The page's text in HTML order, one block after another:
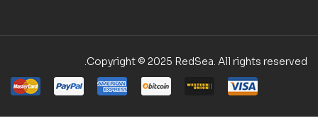
Copyright © 2025 RedSea. All rights reserved.